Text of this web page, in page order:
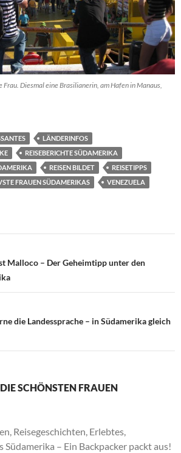
Diesmal eine Brasilianerin, am Hafen in Manaus,
LÄNDERINFOS
REISEBERICHTE SÜDAMERIKA
REISEN BILDET
REISETIPPS
FRAUEN SÜDAMERIKAS
VENEZUELA
Malloco – Der Geheimtipp unter den
die Landessprache – in Südamerika gleich
SCHÖNSTEN FRAUEN
Reisegeschichten, Erlebtes,
– Ein Backpacker packt aus!